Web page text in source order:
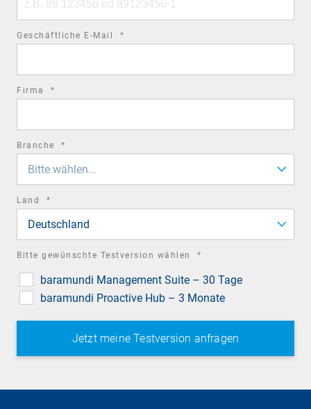
number
Geschäftliche E-Mail *
Firma *
Branche *
Bitte wählen...
Land *
Deutschland
Bitte gewünschte Testversion wählen *
baramundi Management Suite – 30 Tage
baramundi Proactive Hub – 3 Monate